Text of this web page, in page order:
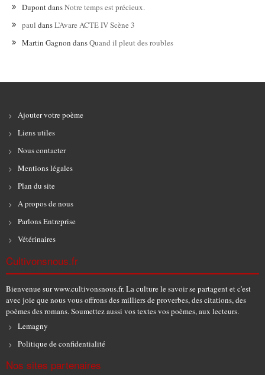
DupontdansNotre temps est précieux.
paul dansL’Avare ACTE IV Scène 3
Martin Gagnon dansQuand il pleut des roubles
Ajouter votre poème
Liens utiles
Nous contacter
Mentions légales
Plan du site
A propos de nous
Parlons Entreprise
Vétérinaires
Cultivonsnous.fr
Bienvenue sur www.cultivonsnous.fr. La culture le savoir se partagent et c'est
avec joie que nous vous offrons des milliers de proverbes, des citations, des
poèmes des romans. Soumettez aussi vos textes vos poèmes, aux lecteurs.
Lemagny
Politique de confidentialité
Nos sites partenaires